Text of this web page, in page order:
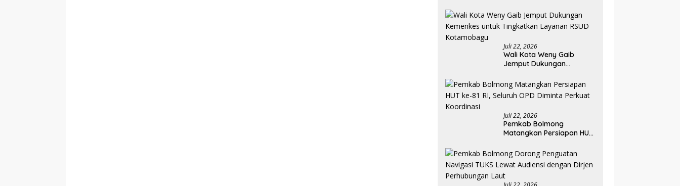
Mongondow
Juli 22, 2026
Wali Kota Weny Gaib
Jemput Dukungan
Tingkatkan Layanan RSUD
Kotamobagu
Juli 22, 2026
Pemkab Bolmong
Matangkan Persiapan HUT
Diminta Perkuat
Koordinasi